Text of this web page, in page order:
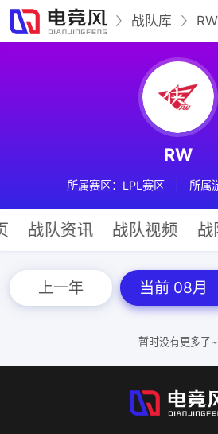
战队库 RW
RW
所属赛区：LPL赛区 所属
战队资讯 战队视频 战
上一年 当前 08月
暂时没有更多了~